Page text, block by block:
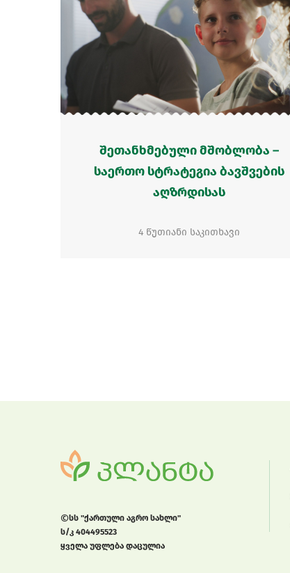
შეთანხმებული მშობლობა –
საერთო სტრატეგია ბავშვების
აღზრდისას
4 წუთიანი საკითხავი
სს "ქართული აგრო სახლი"
ს/კ 404495523
ყველა უფლება დაცულია